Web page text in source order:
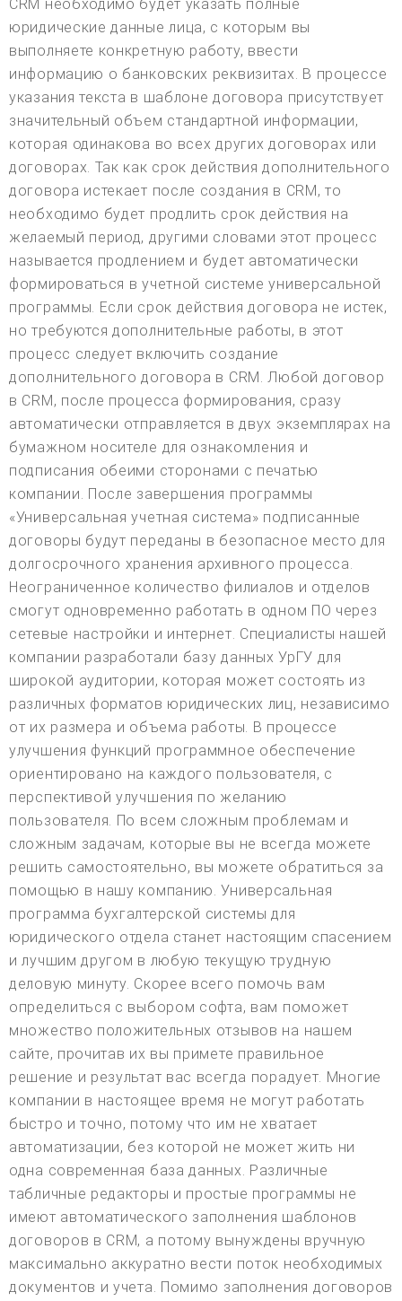
CRM необходимо будет указать полные
юридические данные лица, с которым вы
выполняете конкретную работу, ввести
информацию о банковских реквизитах. В процессе
указания текста в шаблоне договора присутствует
значительный объем стандартной информации,
которая одинакова во всех других договорах или
договорах. Так как срок действия дополнительного
договора истекает после создания в CRM, то
необходимо будет продлить срок действия на
желаемый период, другими словами этот процесс
называется продлением и будет автоматически
формироваться в учетной системе универсальной
программы. Если срок действия договора не истек,
но требуются дополнительные работы, в этот
процесс следует включить создание
дополнительного договора в CRM. Любой договор
в CRM, после процесса формирования, сразу
автоматически отправляется в двух экземплярах на
бумажном носителе для ознакомления и
подписания обеими сторонами с печатью
компании. После завершения программы
«Универсальная учетная система» подписанные
договоры будут переданы в безопасное место для
долгосрочного хранения архивного процесса.
Неограниченное количество филиалов и отделов
смогут одновременно работать в одном ПО через
сетевые настройки и интернет. Специалисты нашей
компании разработали базу данных УрГУ для
широкой аудитории, которая может состоять из
различных форматов юридических лиц, независимо
от их размера и объема работы. В процессе
улучшения функций программное обеспечение
ориентировано на каждого пользователя, с
перспективой улучшения по желанию
пользователя. По всем сложным проблемам и
сложным задачам, которые вы не всегда можете
решить самостоятельно, вы можете обратиться за
помощью в нашу компанию. Универсальная
программа бухгалтерской системы для
юридического отдела станет настоящим спасением
и лучшим другом в любую текущую трудную
деловую минуту. Скорее всего помочь вам
определиться с выбором софта, вам поможет
множество положительных отзывов на нашем
сайте, прочитав их вы примете правильное
решение и результат вас всегда порадует. Многие
компании в настоящее время не могут работать
быстро и точно, потому что им не хватает
автоматизации, без которой не может жить ни
одна современная база данных. Различные
табличные редакторы и простые программы не
имеют автоматического заполнения шаблонов
договоров в CRM, а потому вынуждены вручную
максимально аккуратно вести поток необходимых
документов и учета. Помимо заполнения договоров